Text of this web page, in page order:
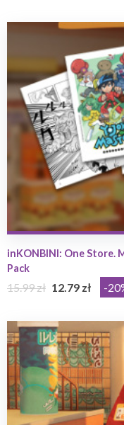
inKONBINI: One Store.
Pack
15.99 zł 12.79 zł -